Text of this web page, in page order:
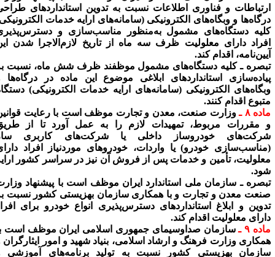
و فناوری اطلاعات نسبت به تدوین استانداردهای طراحی
و وبگاه‌های الکترونیکی (سامانه‌های ارایه خدمات الکترونیکی)
دستگاه‌های مشمول به‌منظور مناسب‌سازی و دسترس‌پذیری
دارای معلولیت ظرف سه ماه از تاریخ لازم‌الاجرا شدن این
اقدام کند.
ـکلیه دستگاه‌های مشمول موظفند ظرف شش ماه، نسبت به
استانداردهای ابلاغی موضوع این ماده در درگاه‌ها و
الکترونیکی (سامانه‌های ارایه خدمات الکترونیکی) دستگاه
اقدام کنند.
۸ ـ
وزارت صنعت، معدن و تجارت موظف است با رعایت قوانین
مقررات مربوط، تمهیدات لازم را به عمل آورد تا از طریق
خودروساز داخلی یا شرکت‌های کاربری ساز
خودرو) یا واردات، خودروهای موردنیاز افراد دارای
تأمین و خدمات پس از فروش آن نیز در سراسر کشور ارایه
ـسازمان ملی استاندارد ایران موظف است با پیشنهاد وزارت
معدن و تجارت و با همکاری سازمان بهزیستی کشور نسبت به
و ابلاغ استانداردهای دسترس‌پذیری انواع خودرو برای افراد
معلولیت اقدام کند.
۹ ـ
سازمان صداوسیمای جمهوری اسلامی ایران موظف است با
وزارت فرهنگ و ارشاد اسلامی، بنیاد شهید و امور ایثارگران و
بهزیستی کشور نسبت به تولید برنامه‌های آموزشی و